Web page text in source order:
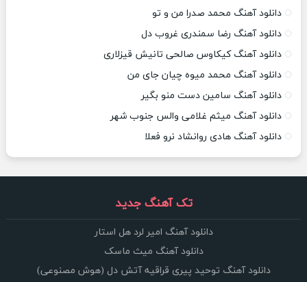
دانلود آهنگ محمد صدرا من و تو
دانلود آهنگ رضا سمندری غروب دل
دانلود آهنگ کیکاوس صالحی تانیش قیزلاری
دانلود آهنگ محمد میوه چیان جای من
دانلود آهنگ سامین دست منو بگیر
دانلود آهنگ میثم غلامی والس جنوب شهر
دانلود آهنگ هادی روانشاد نرو فعلا
تک آهنگ جدید
دانلود آهنگ امیر لرد هل استار
دانلود آهنگ میث ماسک
دانلود آهنگ توحید پیری قراقیه آتش دل (هوش مصنوعی)